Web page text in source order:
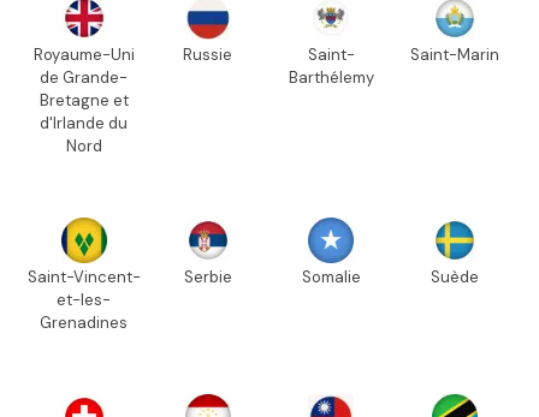
Royaume-Uni
de Grande-
Bretagne et
d'Irlande du
Nord
Russie
Saint-
Barthélemy
Saint-Marin
Saint-Vincent-
et-les-
Grenadines
Serbie Somalie Suède